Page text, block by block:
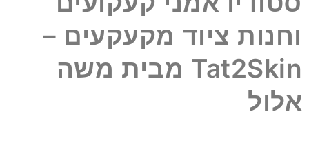
וחנות ציוד מקעקעים –
Tat2Skin מבית משה
אלול